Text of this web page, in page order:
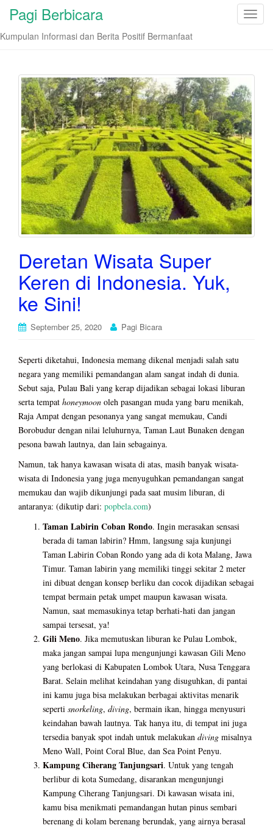
T
l
n
a
v
i
g
a
t
i
o
n
Pagi Berbicara
Kumpulan Informasi dan Berita Positif Bermanfaat
Deretan Wisata Super
Keren di Indonesia. Yuk,
ke Sini!
September 25, 2020 Pagi Bicara
Seperti diketahui, Indonesia memang dikenal menjadi salah satu
negara yang memiliki pemandangan alam sangat indah di dunia.
Sebut saja, Pulau Bali yang kerap dijadikan sebagai lokasi liburan
serta tempat honeymoon oleh pasangan muda yang baru menikah,
Raja Ampat dengan pesonanya yang sangat memukau, Candi
Borobudur dengan nilai leluhurnya, Taman Laut Bunaken dengan
pesona bawah lautnya, dan lain sebagainya.
Namun, tak hanya kawasan wisata di atas, masih banyak wisata-
wisata di Indonesia yang juga menyuguhkan pemandangan sangat
memukau dan wajib dikunjungi pada saat musim liburan, di
antaranya: (dikutip dari: popbela.com)
Taman Labirin Coban Rondo. Ingin merasakan sensasi
berada di taman labirin? Hmm, langsung saja kunjungi
Taman Labirin Coban Rondo yang ada di kota Malang, Jawa
Timur. Taman labirin yang memiliki tinggi sekitar 2 meter
ini dibuat dengan konsep berliku dan cocok dijadikan sebagai
tempat bermain petak umpet maupun kawasan wisata.
Namun, saat memasukinya tetap berhati-hati dan jangan
sampai tersesat, ya!
Gili Meno. Jika memutuskan liburan ke Pulau Lombok,
maka jangan sampai lupa mengunjungi kawasan Gili Meno
yang berlokasi di Kabupaten Lombok Utara, Nusa Tenggara
Barat. Selain melihat keindahan yang disuguhkan, di pantai
ini kamu juga bisa melakukan berbagai aktivitas menarik
seperti snorkeling, diving, bermain ikan, hingga menyusuri
keindahan bawah lautnya. Tak hanya itu, di tempat ini juga
tersedia banyak spot indah untuk melakukan diving misalnya
Meno Wall, Point Coral Blue, dan Sea Point Penyu.
Kampung Ciherang Tanjungsari. Untuk yang tengah
berlibur di kota Sumedang, disarankan mengunjungi
Kampung Ciherang Tanjungsari. Di kawasan wisata ini,
kamu bisa menikmati pemandangan hutan pinus sembari
berenang di kolam berenang berundak, yang airnya berasal